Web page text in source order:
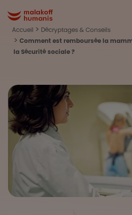
Malakoff Humanis Accueil
Accueil
Décryptages & Conseils
Comment est remboursée la
la Sécurité sociale ?